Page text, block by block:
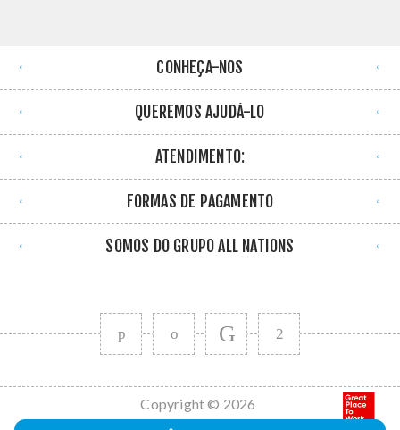
CONHEÇA-NOS
QUEREMOS AJUDÁ-LO
ATENDIMENTO:
FORMAS DE PAGAMENTO
SOMOS DO GRUPO ALL NATIONS
Copyright © 2026
All Nations. Todos